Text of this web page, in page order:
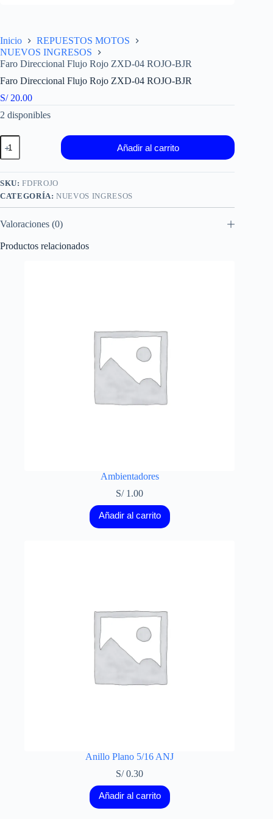
Inicio
REPUESTOS MOTOS
NUEVOS INGRESOS
Faro Direccional Flujo Rojo ZXD-04 ROJO-BJR
Faro Direccional Flujo Rojo ZXD-04 ROJO-BJR
S/20.00
2 disponibles
Faro
Direccional
Flujo
Rojo
ZXD-
04
ROJO-
cantidad
Añadir al carrito
SKU:FDFROJO
CATEGORÍA:NUEVOS INGRESOS
Valoraciones (0)
Productos relacionados
Ambientadores
S/1.00
Añadir al carrito
Anillo Plano 5/16 ANJ
S/0.30
Añadir al carrito